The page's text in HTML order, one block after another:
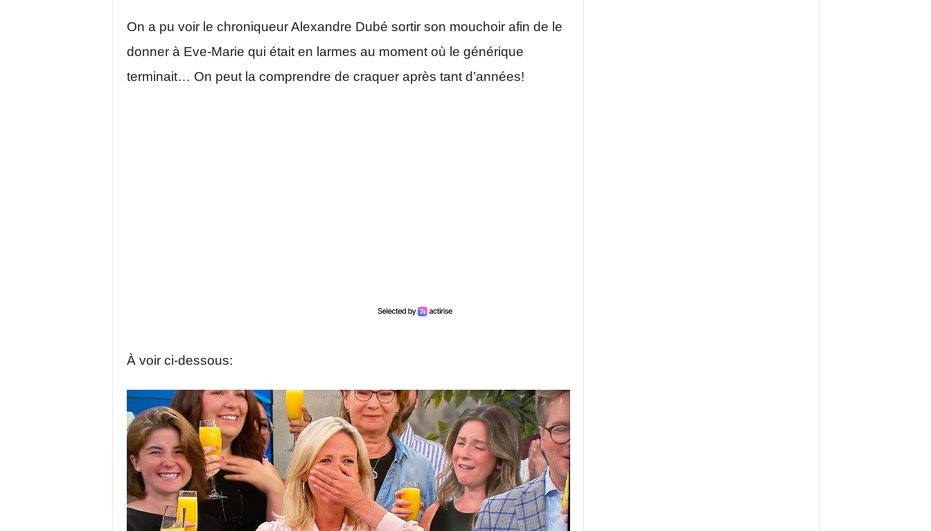
On a pu voir le chroniqueur Alexandre Dubé sortir son mouchoir afin de le
donner à Eve-Marie qui était en larmes au moment où le générique
terminait… On peut la comprendre de craquer après tant d’années!
À voir ci-dessous: